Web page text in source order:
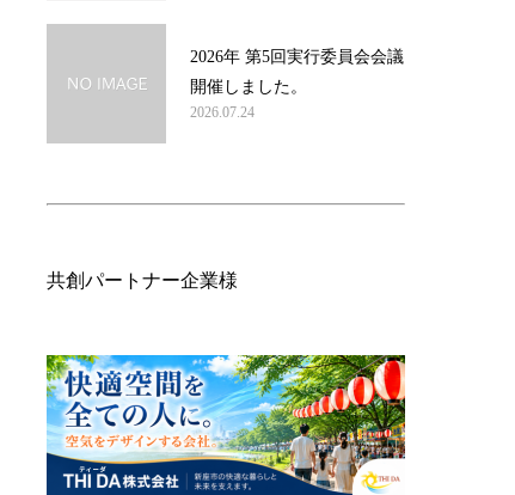
2026年 第5回実行委員会会議
開催しました。
2026.07.24
共創パートナー企業様